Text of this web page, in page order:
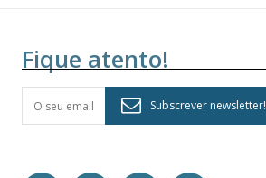
Fique atento!
Subscrever newsletter!